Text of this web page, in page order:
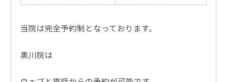
当院は完全予約制となっております。
黒川院は